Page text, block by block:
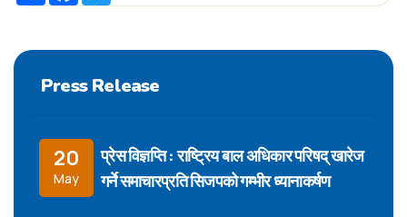
Press Release
20
May
प्रेस विज्ञप्ति : राष्ट्रिय बाल अधिकार परिषद् खारेज
गर्ने समाचारप्रति सिजपको गम्भीर ध्यानाकर्षण